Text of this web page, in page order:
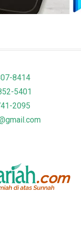
8414
5401
2095